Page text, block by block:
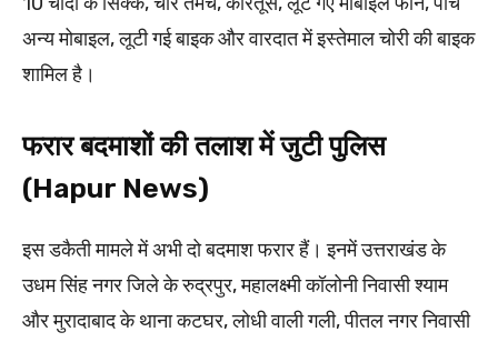
अन्य मोबाइल, लूटी गई बाइक और वारदात में इस्तेमाल चोरी की बाइक
शामिल है।
फरार बदमाशों की तलाश में जुटी पुलिस
(Hapur News)
इस डकैती मामले में अभी दो बदमाश फरार हैं। इनमें उत्तराखंड के
उधम सिंह नगर जिले के रुद्रपुर, महालक्ष्मी कॉलोनी निवासी श्याम
और मुरादाबाद के थाना कटघर, लोधी वाली गली, पीतल नगर निवासी